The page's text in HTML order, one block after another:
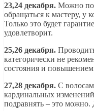
23,24 декабря. Можно
обращаться к мастеру, у
Только это будет
удовлетворит.
25,26 декабря.
категорически не
состояния и
27,28 декабря. С
кардинальных
подравнять – это